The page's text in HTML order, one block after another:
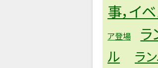
事，イ
ア登場
ラ
ル
ラ